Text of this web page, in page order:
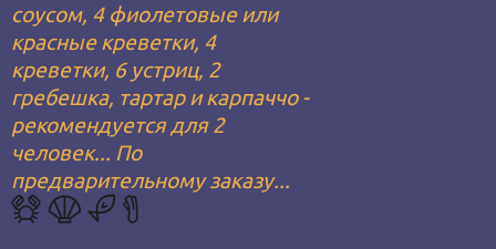
соусом, 4 фиолетовые или
красные креветки, 4
креветки, 6 устриц, 2
гребешка, тартар и карпаччо -
рекомендуется для 2
человек... По
предварительному заказу...